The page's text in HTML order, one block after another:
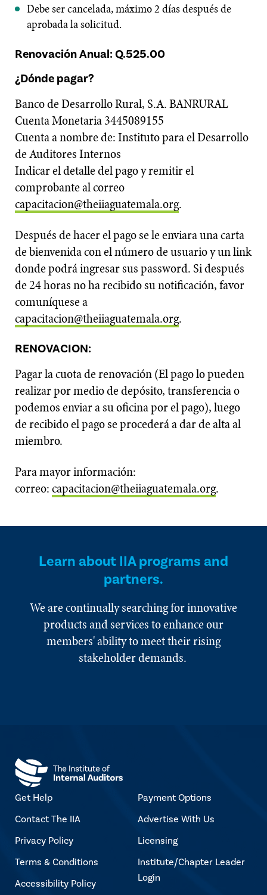
Debe ser cancelada, máximo 2 días después de
aprobada la solicitud.
Renovación Anual: Q.525.00
¿Dónde pagar?
Banco de Desarrollo Rural, S.A. BANRURAL
Cuenta Monetaria 3445089155
Cuenta a nombre de: Instituto para el Desarrollo
de Auditores Internos
Indicar el detalle del pago y remitir el
comprobante al correo
capacitacion@theiiaguatemala.org.
Después de hacer el pago se le enviara una carta
de bienvenida con el número de usuario y un link
donde podrá ingresar sus password. Si después
de 24 horas no ha recibido su notificación, favor
comuníquese a
capacitacion@theiiaguatemala.org.
RENOVACION:
Pagar la cuota de renovación (El pago lo pueden
realizar por medio de depósito, transferencia o
podemos enviar a su oficina por el pago), luego
de recibido el pago se procederá a dar de alta al
miembro.
Para mayor información:
correo:capacitacion@theiiaguatemala.org.
Learn about IIA programs and
partners.
We are continually searching for innovative
products and services to enhance our
members' ability to meet their rising
stakeholder demands.
Get Help
Contact The IIA
Privacy Policy
Terms & Conditions
Accessibility Policy
Payment Options
Advertise With Us
Licensing
Institute/Chapter Leader
Login